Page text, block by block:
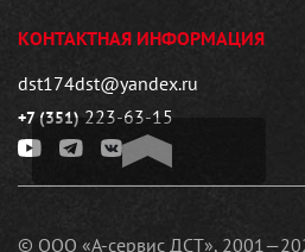
КОНТАКТНАЯ ИНФОРМАЦИЯ
dst174dst@yandex.ru
+7 (351) 223-63-15
© ООО «А-сервис ДСТ»,